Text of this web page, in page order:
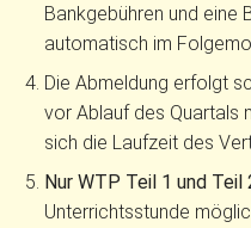
Bankgebühren und eine
automatisch im
Die Abmeldung erfolgt
vor Ablauf des Quartals
sich die Laufzeit des
Nur WTP Teil 1 und Teil
Unterrichtsstunde